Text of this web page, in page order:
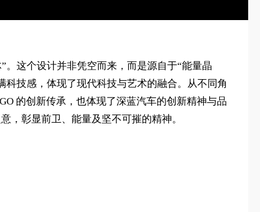
。这个设计并非凭空而来，而是源自于“能量晶
技感，体现了现代科技与艺术的融合。从不同角
的创新传承，也体现了深蓝汽车的创新精神与品
，彰显前卫、能量及坚不可摧的精神。